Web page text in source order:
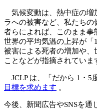
気候変動は、熱中症の増
ラへの被害など、私たち
者らによれば、このまま事
世界の平均気温の上昇が
被害による死者の増加や、
ことなどが指摘されていま
JCLP は、「だから 1・5
目標を求めます 。
今後、新聞広告やSNSを通